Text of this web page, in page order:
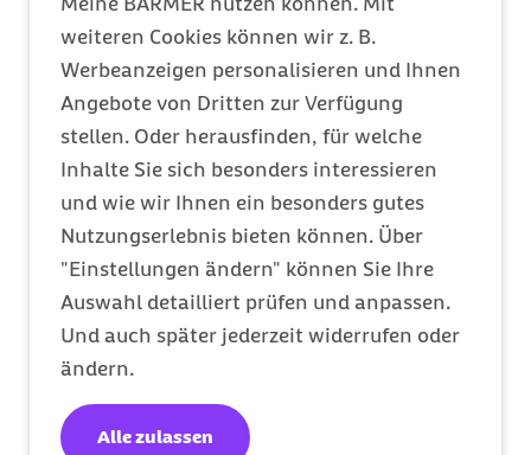
weiteren Cookies können wir z. B.
Werbeanzeigen personalisieren und Ihnen
Angebote von Dritten zur Verfügung
stellen. Oder herausfinden, für welche
Inhalte Sie sich besonders interessieren
und wie wir Ihnen ein besonders gutes
Nutzungserlebnis bieten können. Über
"Einstellungen ändern" können Sie Ihre
Auswahl detailliert prüfen und anpassen.
Und auch später jederzeit widerrufen oder
ändern.
Alle zulassen
externer Link:
E-Mail Kontakt
Presseverteiler
Telefon Service
Pressestelle Berlin